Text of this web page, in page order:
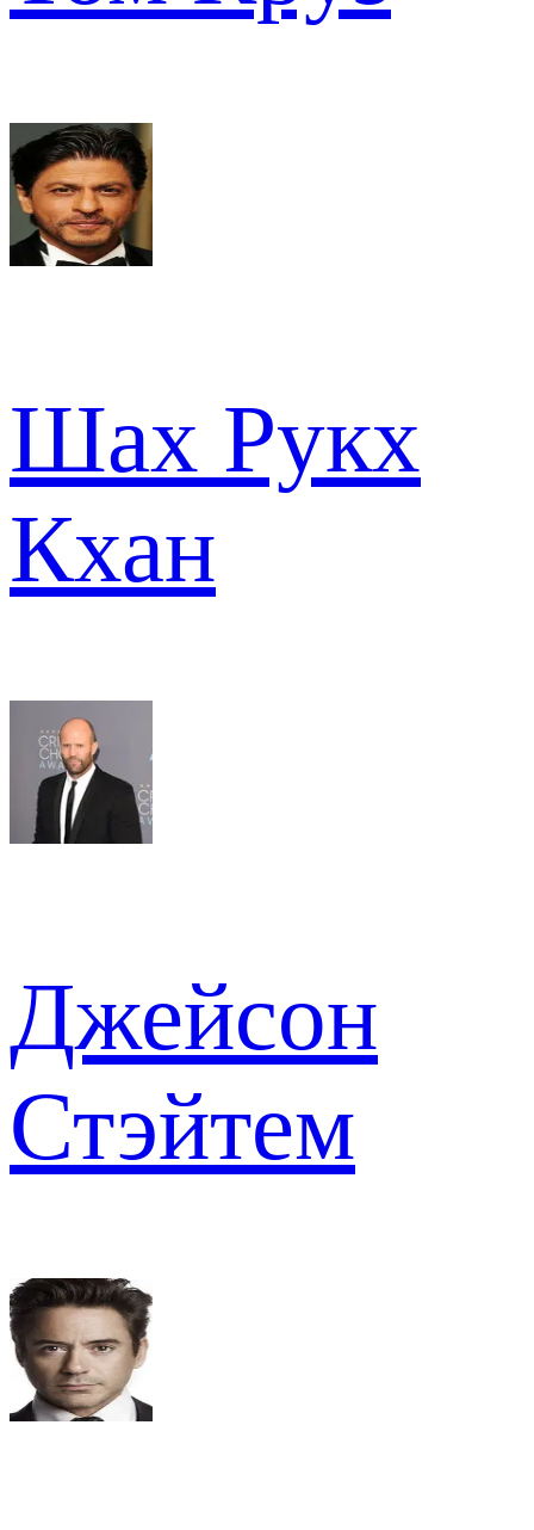
Шах Рукх
Кхан
Джейсон
Стэйтем